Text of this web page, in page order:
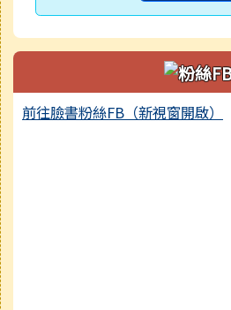
前往臉書粉絲FB（新視窗開啟）